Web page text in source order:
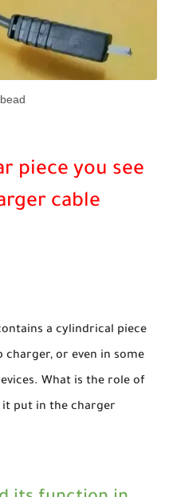
piece you see
cable
a cylindrical piece
or even in some
What is the role of
put in the charger?